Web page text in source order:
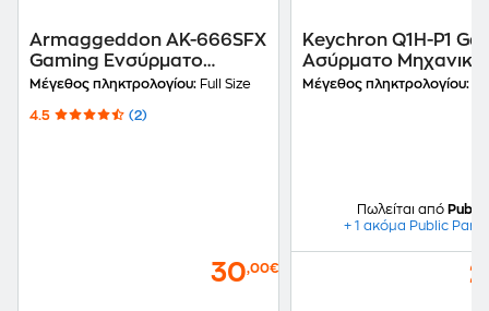
Armaggeddon AK-666SFX
Gaming Ενσύρματο
Πληκτρολόγιο με
Μέγεθος πληκτρολογίου: Full Size
4.5 (2)
30,00€
Keychron Q1H-P1
Ασύρματο Μηχανικό
Πληκτρολόγιο RGB
Μέγεθος πληκτρολογίου:
Πωλείται από Public
+ 1 ακόμα Public